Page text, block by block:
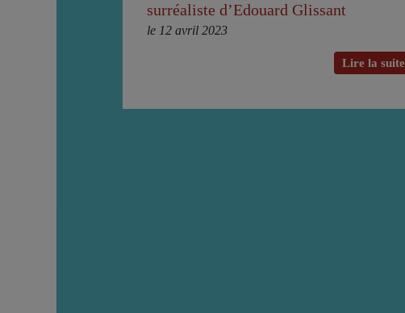
surréaliste d’Edouard Glissant
le 12 avril 2023
Lire la suite